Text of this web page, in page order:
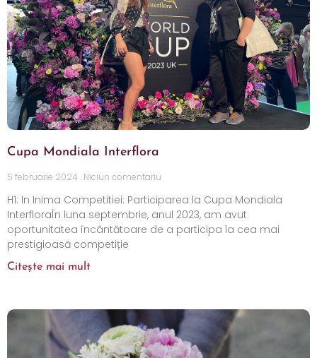
Cupa Mondiala Interflora
5 februarie 2024 Niciun comentariu
H1: In Inima Competitiei: Participarea la Cupa Mondiala
InterfloraÎn luna septembrie, anul 2023, am avut
oportunitatea încântătoare de a participa la cea mai
prestigioasă competiție
Citește mai mult